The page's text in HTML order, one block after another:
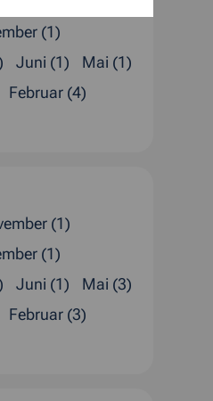
(1)
Juni (1)
Mai (1)
Februar (4)
(1)
(1)
Juni (1)
Mai (3)
Februar (3)